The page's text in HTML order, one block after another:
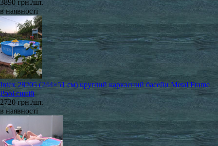
3890 грн./шт.
в наявності
Intex 28205 (244×51 см) круглий каркасний басейн Metal Frame
Pool синій
2720 грн./шт.
в наявності